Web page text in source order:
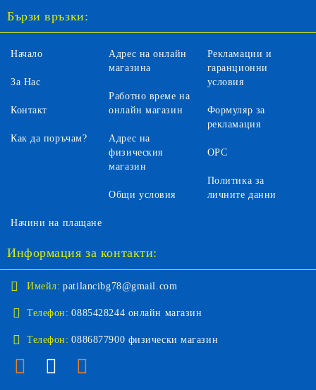
Бързи връзки:
Начало
За Нас
Контакт
Как да поръчам?
Адрес на онлайн
магазина
Работно време на
онлайн магазин
Адрес на
физическия
магазин
Общи условия
Рекламации и
гаранционни
условия
Формуляр за
рекламация
ОРС
Политика за
личните данни
Начини на плащане
Информация за контакти:
Имейл: patilancibg78@gmail.com
Телефон: 0885428244 онлайн магазин
Телефон: 0886877900 физически магазин